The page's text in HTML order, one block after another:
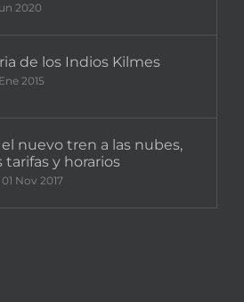
2020
de los Indios Kilmes
2015
nuevo tren a las nubes,
tarifas y horarios
Nov 2017